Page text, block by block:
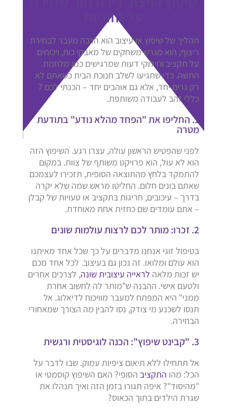
על הזוגיות
תהליך של שיפוץ או עיצוב הוא הרבה מעבר לבחירת
ריצוף; הוא מגרש משחקים של מאבקי כוח, ויכוחים
על תקציב וחילוקי דעות שמרגישים כמו מלחמת
התשה. כדי שתגיעו לשלב חנוכת הבית כשאתם לא
רק גרים יחד, אלא גם אוהבים יחד – הכנתי לכם 7
כללי זהב לעבודה משותפת.
1. החליפו את "הפחד מהלא נודע" בתודעת
מטרה
לפני שהפטיש הראשון עולה, עצרו רגע. השיפוץ הזה
הוא לא עול, הוא פרויקט משותף של צוות. במקום
להתמקד בלחץ מהתוצאה הסופית, תזכירו לעצמכם
שאתם בונים חלום. החליטו מראש שמה שלא יקרה
בדרך – עיכובים, חריגות בתקציב או טעויות של קבלן
– אתם עומדים שם כחזית אחת מאוחדת.
2. זכרו: מותר לכם לרצות עולמות שונים
בטיפול זוגי אנחנו מדברים על כך שכל אחד מאיתנו
הוא עולם ומלואו. זה נכון גם בעיצוב. לכל אחד מכם
יש זכות מלאה לראייה עיצובית שונה, לצרכים אחרים
ולטעם אישי. ההבנה ש"מותר לה לחשוב אחרת
ממני" היא המפתח למעבר מוויכוח לדיאלוג. אל
תנסו לשכנע מי צודק, נסו להבין מה הצורך שמאחורי
הבחירה.
3. "קבינט שיפוץ": הכנה לוגיסטית ורגשית
אל תתחילו ללא תיאום ציפיות עמוק. שבו לדבר על
הכל: מהו התקציב הסופי? האם השיפוץ קוסמטי או
"מהיסוד"? איפה תגורו בזמן הזה ואיך תנהלו את
שגרת הילדים בתוך הכאוס?